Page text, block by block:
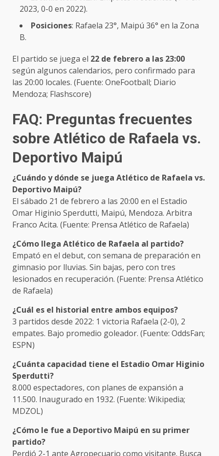
2023, 0-0 en 2022).
Posiciones: Rafaela 23°, Maipú 36° en la Zona
B.
El partido se juega el 22 de febrero a las 23:00
según algunos calendarios, pero confirmado para
las 20:00 locales. (Fuente: OneFootball; Diario
Mendoza; Flashscore)
FAQ: Preguntas frecuentes
sobre Atlético de Rafaela vs.
Deportivo Maipú
¿Cuándo y dónde se juega Atlético de Rafaela vs.
Deportivo Maipú?
El sábado 21 de febrero a las 20:00 en el Estadio
Omar Higinio Sperdutti, Maipú, Mendoza. Arbitra
Franco Acita. (Fuente: Prensa Atlético de Rafaela)
¿Cómo llega Atlético de Rafaela al partido?
Empató en el debut, con semana de preparación en
gimnasio por lluvias. Sin bajas, pero con tres
lesionados en recuperación. (Fuente: Prensa Atlético
de Rafaela)
¿Cuál es el historial entre ambos equipos?
3 partidos desde 2022: 1 victoria Rafaela (2-0), 2
empates. Bajo promedio goleador. (Fuente: OddsFan;
ESPN)
¿Cuánta capacidad tiene el Estadio Omar Higinio
Sperdutti?
8.000 espectadores, con planes de expansión a
11.500. Inaugurado en 1932. (Fuente: Wikipedia;
MDZOL)
¿Cómo le fue a Deportivo Maipú en su primer
partido?
Perdió 2-1 ante Agropecuario como visitante. Busca